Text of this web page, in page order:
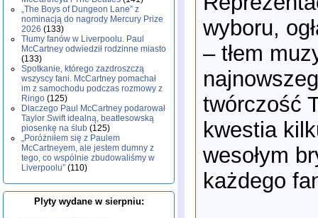
„The Boys of Dungeon Lane” z
nominacją do nagrody Mercury Prize
2026 (133)
Tłumy fanów w Liverpoolu. Paul
McCartney odwiedził rodzinne miasto
(133)
Spotkanie, którego zazdroszczą
wszyscy fani. McCartney pomachał
im z samochodu podczas rozmowy z
Ringo (125)
Dlaczego Paul McCartney podarował
Taylor Swift idealną, beatlesowską
piosenkę na ślub (125)
„Poróżniłem się z Paulem
McCartneyem, ale jestem dumny z
tego, co wspólnie zbudowaliśmy w
Liverpoolu” (110)
Plyty wydane w sierpniu:
wyboru,
– tłem
twórczość
kwestia
wesołym
każdego